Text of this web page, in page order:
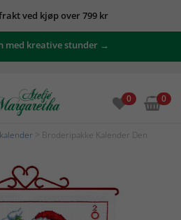
ved kjøp over 799 kr
med kreative stunder →
0 0
> Broderipakke Kalender Den